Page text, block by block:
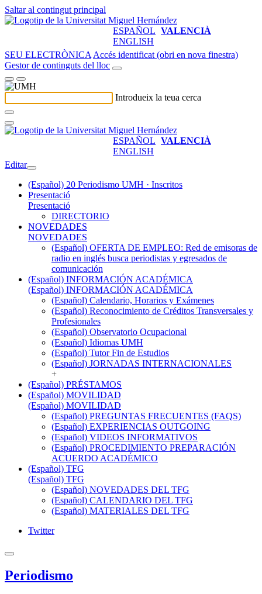
Saltar al contingut principal
ESPAÑOL VALENCIÀ
ENGLISH
SEU ELECTRÒNICA Accés identificat (obri en nova finestra)
Gestor de continguts del lloc
Introdueix la teua cerca
ESPAÑOL VALENCIÀ
ENGLISH
Editar
(Español) 20 Periodismo UMH · Inscritos
Presentació
Presentació
DIRECTORIO
NOVEDADES
NOVEDADES
(Español) OFERTA DE EMPLEO: Red de emisoras de
radio en inglés busca periodistas y egresados de
comunicación
(Español) INFORMACIÓN ACADÉMICA
(Español) INFORMACIÓN ACADÉMICA
(Español) Calendario, Horarios y Exámenes
(Español) Reconocimiento de Créditos Transversales y
Profesionales
(Español) Observatorio Ocupacional
(Español) Idiomas UMH
(Español) Tutor Fin de Estudios
(Español) JORNADAS INTERNACIONALES
+
(Español) PRÉSTAMOS
(Español) MOVILIDAD
(Español) MOVILIDAD
(Español) PREGUNTAS FRECUENTES (FAQS)
(Español) EXPERIENCIAS OUTGOING
(Español) VIDEOS INFORMATIVOS
(Español) PROCEDIMIENTO PREPARACIÓN
ACUERDO ACADÉMICO
(Español) TFG
(Español) TFG
(Español) NOVEDADES DEL TFG
(Español) CALENDARIO DEL TFG
(Español) MATERIALES DEL TFG
Twitter
Periodismo